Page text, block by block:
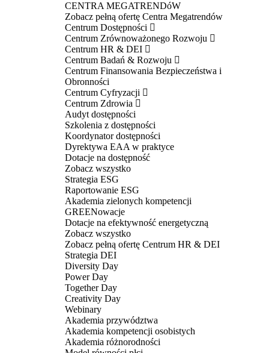
CENTRA MEGATRENDóW
Zobacz pełną ofertę Centra Megatrendów
Centrum Dostępności
Centrum Zrównoważonego Rozwoju
Centrum HR & DEI
Centrum Badań & Rozwoju
Centrum Finansowania Bezpieczeństwa i
Obronności
Centrum Cyfryzacji
Centrum Zdrowia
Audyt dostępności
Szkolenia z dostępności
Koordynator dostępności
Dyrektywa EAA w praktyce
Dotacje na dostępność
Zobacz wszystko
Strategia ESG
Raportowanie ESG
Akademia zielonych kompetencji
GREENowacje
Dotacje na efektywność energetyczną
Zobacz wszystko
Zobacz pełną ofertę Centrum HR & DEI
Strategia DEI
Diversity Day
Power Day
Together Day
Creativity Day
Webinary
Akademia przywództwa
Akademia kompetencji osobistych
Akademia różnorodności